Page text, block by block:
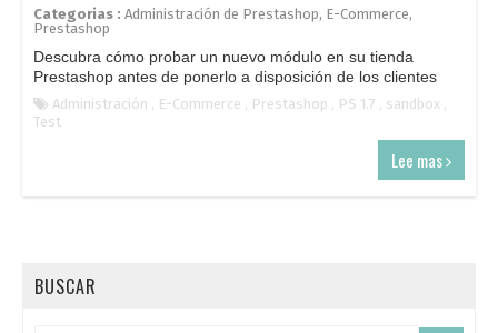
Categorias : Administración de Prestashop, E-Commerce,
Prestashop
Descubra cómo probar un nuevo módulo en su tienda
Prestashop antes de ponerlo a disposición de los clientes
Administración , E-Commerce , Prestashop , PS 1.7 , sandbox ,
Test
Lee mas
BUSCAR